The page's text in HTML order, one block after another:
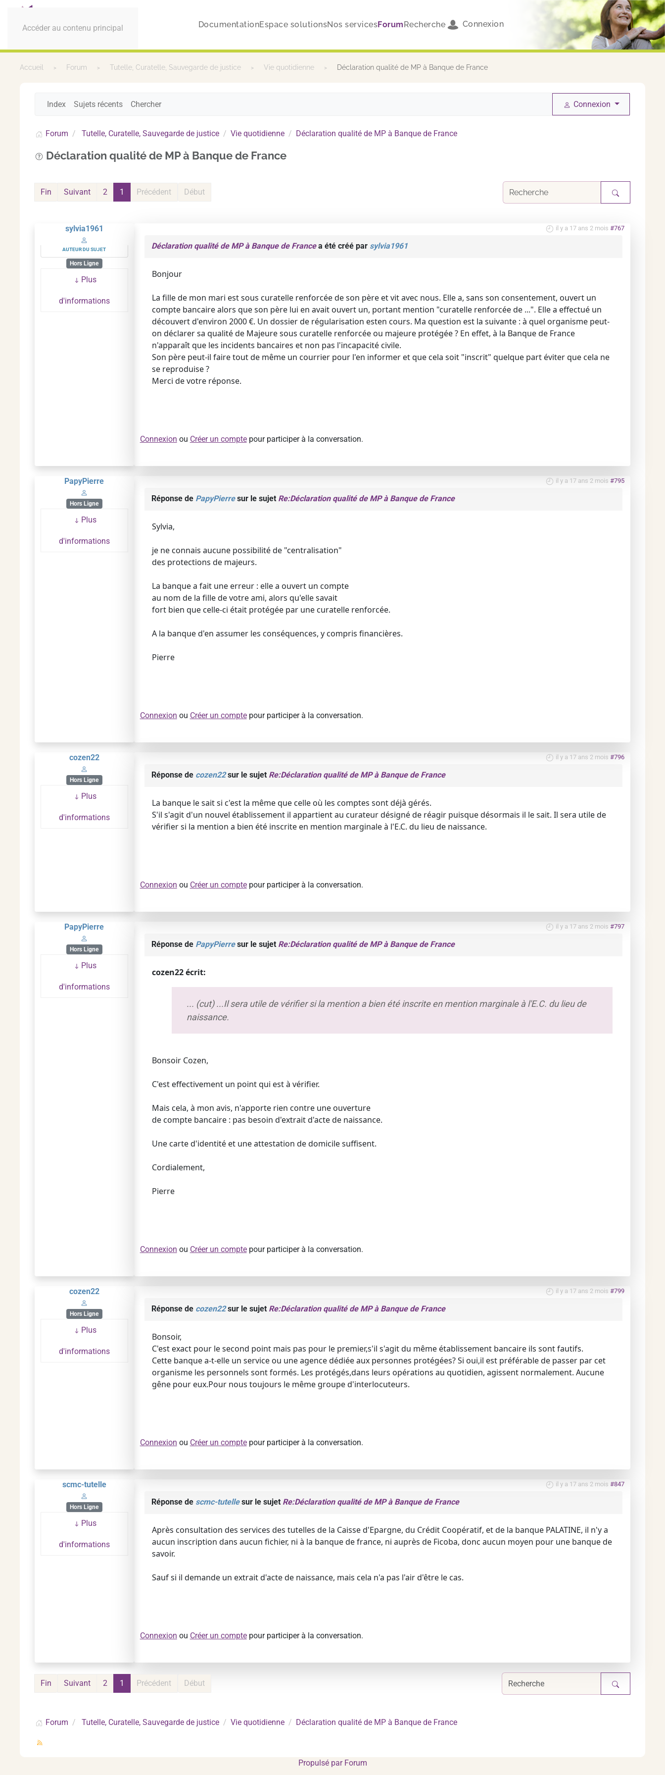
Accéder au contenu principal DocumentationEspace solutionsNos servicesForumRecherche Connexion
Accueil Forum Tutelle, Curatelle, Sauvegarde de justice Vie quotidienne Déclaration qualité de MP à Banque de France
Index Sujets récents Chercher Connexion
Forum Tutelle, Curatelle, Sauvegarde de justice Vie quotidienne Déclaration qualité de MP à Banque de France
Déclaration qualité de MP à Banque de France
Début
Précédent
1
2
Suivant
Fin
sylvia1961
AUTEUR DU SUJET
Hors Ligne
Plus
d'informations
il y a 17 ans 2 mois #767
Déclaration qualité de MP à Banque de Francea été créé par sylvia1961
Bonjour
La fille de mon mari est sous curatelle renforcée de son père et vit avec nous. Elle a, sans son consentement, ouvert un
compte bancaire alors que son père lui en avait ouvert un, portant mention "curatelle renforcée de ...". Elle a effectué un
découvert d'environ 2000 €. Un dossier de régularisation esten cours. Ma question est la suivante : à quel organisme peut-
on déclarer sa qualité de Majeure sous curatelle renforcée ou majeure protégée ? En effet, à la Banque de France
n'apparaît que les incidents bancaires et non pas l'incapacité civile.
Son père peut-il faire tout de même un courrier pour l'en informer et que cela soit "inscrit" quelque part éviter que cela ne
se reproduise ?
Merci de votre réponse.
Connexion ou Créer un comptepour participer à la conversation.
PapyPierre
Hors Ligne
Plus
d'informations
il y a 17 ans 2 mois #795
Réponse de PapyPierresur le sujet Re:Déclaration qualité de MP à Banque de France
Sylvia,
je ne connais aucune possibilité de "centralisation"
des protections de majeurs.
La banque a fait une erreur : elle a ouvert un compte
au nom de la fille de votre ami, alors qu'elle savait
fort bien que celle-ci était protégée par une curatelle renforcée.
A la banque d'en assumer les conséquences, y compris financières.
Pierre
Connexion ou Créer un comptepour participer à la conversation.
cozen22
Hors Ligne
Plus
d'informations
il y a 17 ans 2 mois #796
Réponse de cozen22sur le sujet Re:Déclaration qualité de MP à Banque de France
La banque le sait si c'est la même que celle où les comptes sont déjà gérés.
S'il s'agit d'un nouvel établissement il appartient au curateur désigné de réagir puisque désormais il le sait. Il sera utile de
vérifier si la mention a bien été inscrite en mention marginale à l'E.C. du lieu de naissance.
Connexion ou Créer un comptepour participer à la conversation.
PapyPierre
Hors Ligne
Plus
d'informations
il y a 17 ans 2 mois #797
Réponse de PapyPierresur le sujet Re:Déclaration qualité de MP à Banque de France
cozen22 écrit:
... (cut) ...Il sera utile de vérifier si la mention a bien été inscrite en mention marginale à l'E.C. du lieu de
naissance.
Bonsoir Cozen,
C'est effectivement un point qui est à vérifier.
Mais cela, à mon avis, n'apporte rien contre une ouverture
de compte bancaire : pas besoin d'extrait d'acte de naissance.
Une carte d'identité et une attestation de domicile suffisent.
Cordialement,
Pierre
Connexion ou Créer un comptepour participer à la conversation.
cozen22
Hors Ligne
Plus
d'informations
il y a 17 ans 2 mois #799
Réponse de cozen22sur le sujet Re:Déclaration qualité de MP à Banque de France
Bonsoir,
C'est exact pour le second point mais pas pour le premier,s'il s'agit du même établissement bancaire ils sont fautifs.
Cette banque a-t-elle un service ou une agence dédiée aux personnes protégées? Si oui,il est préférable de passer par cet
organisme les personnels sont formés. Les protégés,dans leurs opérations au quotidien, agissent normalement. Aucune
gêne pour eux.Pour nous toujours le même groupe d'interlocuteurs.
Connexion ou Créer un comptepour participer à la conversation.
scmc-tutelle
Hors Ligne
Plus
d'informations
il y a 17 ans 2 mois #847
Réponse de scmc-tutellesur le sujet Re:Déclaration qualité de MP à Banque de France
Après consultation des services des tutelles de la Caisse d'Epargne, du Crédit Coopératif, et de la banque PALATINE, il n'y a
aucun inscription dans aucun fichier, ni à la banque de france, ni auprès de Ficoba, donc aucun moyen pour une banque de
savoir.
Sauf si il demande un extrait d'acte de naissance, mais cela n'a pas l'air d'être le cas.
Connexion ou Créer un comptepour participer à la conversation.
Début
Précédent
1
2
Suivant
Fin
Forum Tutelle, Curatelle, Sauvegarde de justice Vie quotidienne Déclaration qualité de MP à Banque de France
Propulsé par Forum